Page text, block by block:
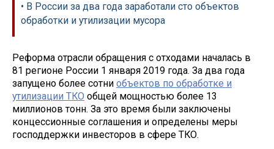
• В России за два года заработали сто объектов
обработки и утилизации мусора
Реформа отрасли обращения с отходами началась в
81 регионе России 1 января 2019 года. За два года
запущено более сотни объектов по обработке и
утилизации ТКО общей мощностью более 13
миллионов тонн. За это время были заключены
концессионные соглашения и определены меры
господдержки инвесторов в сфере ТКО.